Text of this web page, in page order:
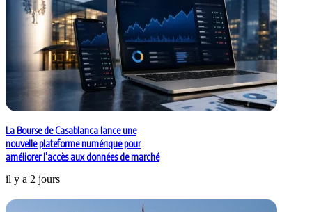
La Bourse de Casablanca lance une
nouvelle plateforme numérique pour
améliorer l’accès aux données de marché
il y a 2 jours